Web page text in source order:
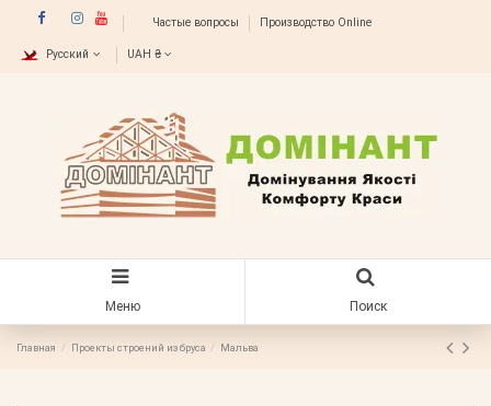
Частые вопросы Производство Online
Русский UAH ₴
Меню Поиск
Главная Проекты строений из бруса Мальва